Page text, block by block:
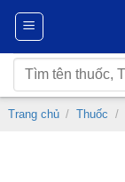
Chuyển
nội
dung
Tìm
kiếm:
Trang chủ / Thuốc /